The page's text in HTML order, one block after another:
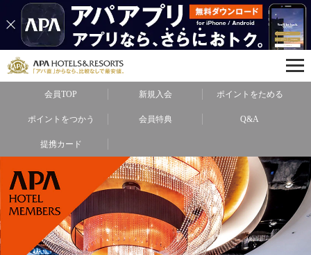
会員TOP 新規入会 ポイントをためる
ポイントをつかう 会員特典 Q&A
提携カード